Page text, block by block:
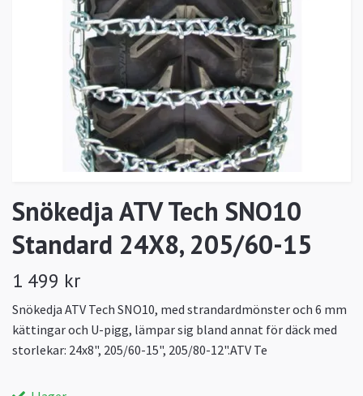
Snökedja ATV Tech SNO10
Standard 24X8, 205/60-15
1 499 kr
Snökedja ATV Tech SNO10, med strandardmönster och 6 mm
kättingar och U-pigg, lämpar sig bland annat för däck med
storlekar: 24x8", 205/60-15", 205/80-12".ATV Te